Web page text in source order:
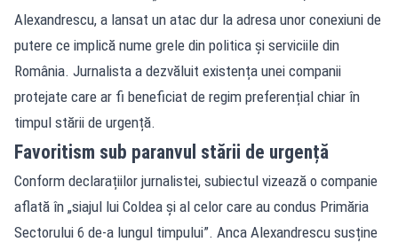
Alexandrescu, a lansat un atac dur la adresa unor conexiuni de
putere ce implică nume grele din politica și serviciile din
România. Jurnalista a dezvăluit existența unei companii
protejate care ar fi beneficiat de regim preferențial chiar în
timpul stării de urgență.
Favoritism sub paranvul stării de urgență
Conform declarațiilor jurnalistei, subiectul vizează o companie
aflată în „siajul lui Coldea și al celor care au condus Primăria
Sectorului 6 de-a lungul timpului”. Anca Alexandrescu susține